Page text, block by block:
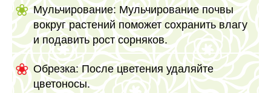
Мульчирование: Мульчирование почвы
вокруг растений поможет сохранить влагу
и подавить рост сорняков.
Обрезка: После цветения удаляйте
цветоносы.